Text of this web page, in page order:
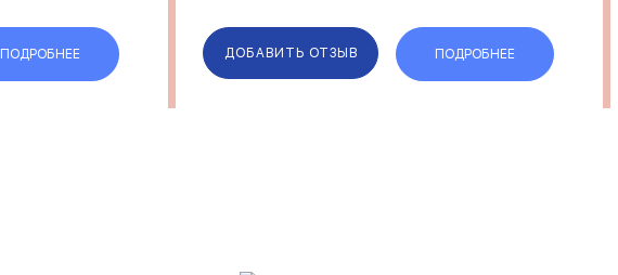
ПОДРОБНЕЕ
отзывы свидетельствуют о
комплексном решении вопросов и
предостав...
ДОБАВИТЬ ОТЗЫВ ПОДРОБНЕЕ